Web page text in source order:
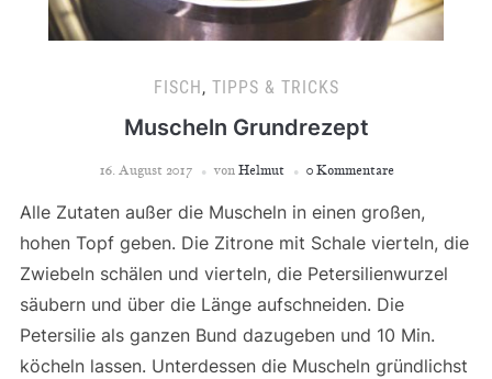
FISCH , TIPPS & TRICKS
Muscheln Grundrezept
16. August 2017 von Helmut 0 Kommentare
Alle Zutaten außer die Muscheln in einen großen,
hohen Topf geben. Die Zitrone mit Schale vierteln, die
Zwiebeln schälen und vierteln, die Petersilienwurzel
säubern und über die Länge aufschneiden. Die
Petersilie als ganzen Bund dazugeben und 10 Min.
köcheln lassen. Unterdessen die Muscheln gründlichst